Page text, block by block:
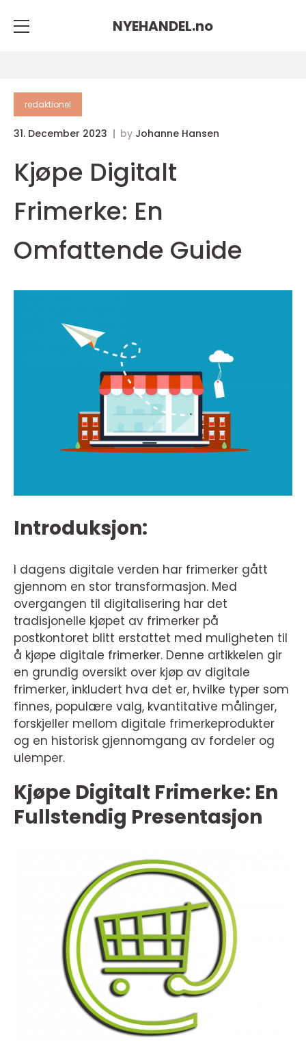
NYEHANDEL.no
redaktionel
31. December 2023 by Johanne Hansen
Kjøpe Digitalt
Frimerke: En
Omfattende Guide
Introduksjon:
I dagens digitale verden har frimerker gått
gjennom en stor transformasjon. Med
overgangen til digitalisering har det
tradisjonelle kjøpet av frimerker på
postkontoret blitt erstattet med muligheten til
å kjøpe digitale frimerker. Denne artikkelen gir
en grundig oversikt over kjøp av digitale
frimerker, inkludert hva det er, hvilke typer som
finnes, populære valg, kvantitative målinger,
forskjeller mellom digitale frimerkeprodukter
og en historisk gjennomgang av fordeler og
ulemper.
Kjøpe Digitalt Frimerke: En
Fullstendig Presentasjon